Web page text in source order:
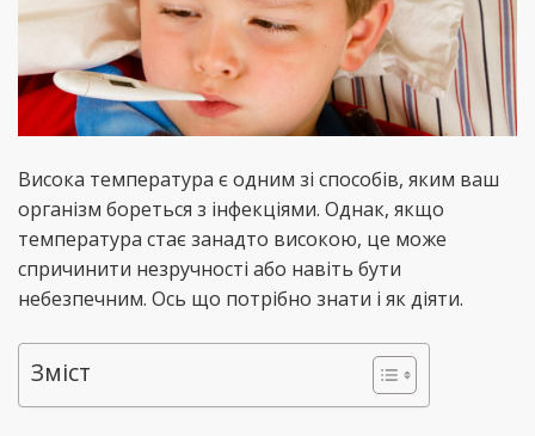
Висока температура є одним зі способів, яким ваш
організм бореться з інфекціями. Однак, якщо
температура стає занадто високою, це може
спричинити незручності або навіть бути
небезпечним. Ось що потрібно знати і як діяти.
Зміст